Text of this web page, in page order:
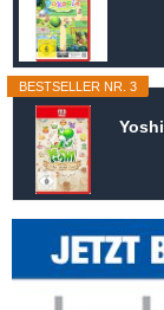
BESTSELLER NR. 3